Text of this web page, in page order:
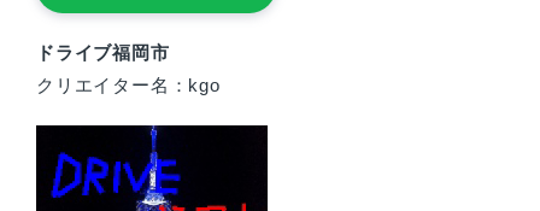
ドライブ福岡市
クリエイター名：kgo